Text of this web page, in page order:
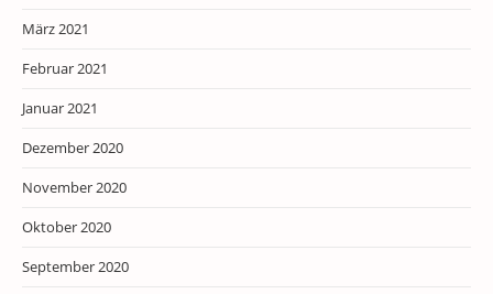
März 2021
Februar 2021
Januar 2021
Dezember 2020
November 2020
Oktober 2020
September 2020